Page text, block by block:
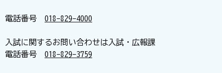
電話番号 018-829-4000
入試に関するお問い合わせは入試・広報課
電話番号 018-829-3759